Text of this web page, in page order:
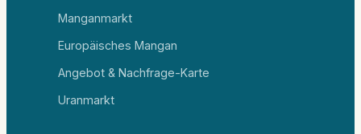
Manganmarkt
Europäisches Mangan
Angebot & Nachfrage-Karte
Uranmarkt